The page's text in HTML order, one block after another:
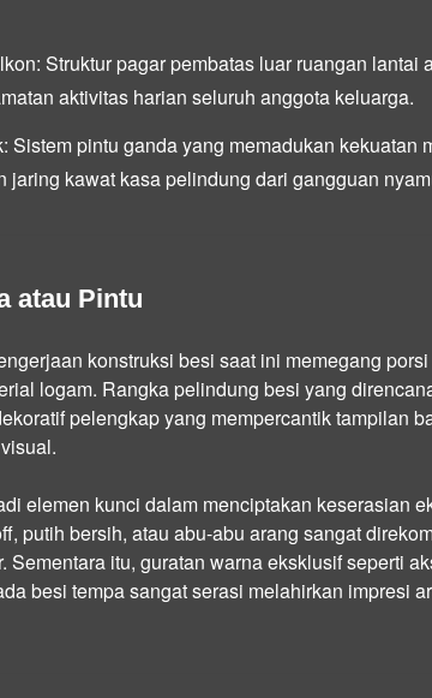
Struktur pagar pembatas luar ruangan lantai
aktivitas harian seluruh anggota keluarga.
Sistem pintu ganda yang memadukan kekuatan
jaring kawat kasa pelindung dari gangguan
atau Pintu
konstruksi besi saat ini memegang
logam. Rangka pelindung besi yang
pelengkap yang mempercantik tampilan
elemen kunci dalam menciptakan keserasian
putih bersih, atau abu-abu arang sangat
itu, guratan warna eksklusif seperti
besi tempa sangat serasi melahirkan impresi